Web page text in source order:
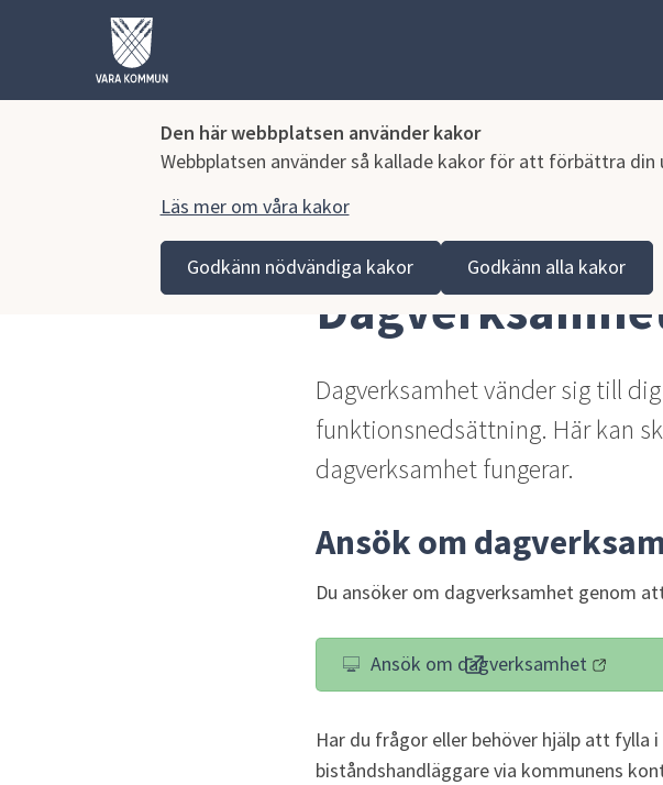
Den här webbplatsen använder kakor
Webbplatsen använder så kallade kakor för att förbättra din
Läs mer om våra kakor
Godkänn nödvändiga kakor Godkänn alla kakor
Vara kommun Äldreomsorg Dagverksamhet
Dagverksamhet vänder sig till
funktionsnedsättning. Här kan
dagverksamhet fungerar.
Ansök om
Du ansöker om dagverksamhet genom
Ansök om dagverksamhet
(länk till annan
Har du frågor eller behöver hjälp att fylla
biståndshandläggare via kommunens